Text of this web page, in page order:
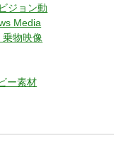
ジョン動
Media
乗物映像
ー素材